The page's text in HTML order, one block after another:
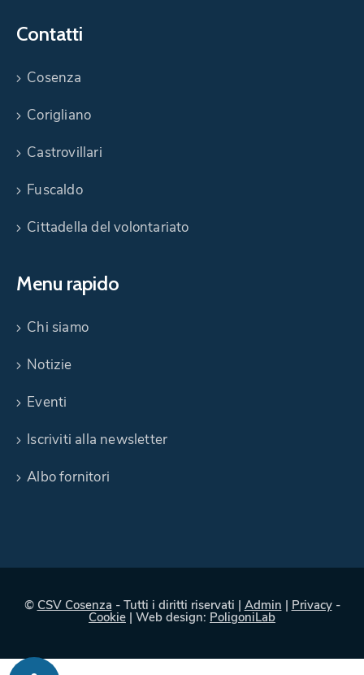
Contatti
Cosenza
Corigliano
Castrovillari
Fuscaldo
Cittadella del volontariato
Menu rapido
Chi siamo
Notizie
Eventi
Iscriviti alla newsletter
Albo fornitori
© CSV Cosenza - Tutti i diritti riservati | Admin | Privacy-
Cookie | Web design: PoligoniLab